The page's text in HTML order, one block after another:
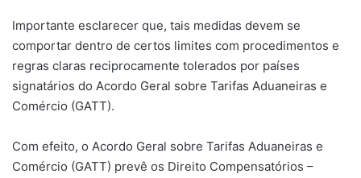
Importante esclarecer que, tais medidas devem se
comportar dentro de certos limites com procedimentos e
regras claras reciprocamente tolerados por países
signatários do Acordo Geral sobre Tarifas Aduaneiras e
Comércio (GATT).
Com efeito, o Acordo Geral sobre Tarifas Aduaneiras e
Comércio (GATT) prevê os Direito Compensatórios –